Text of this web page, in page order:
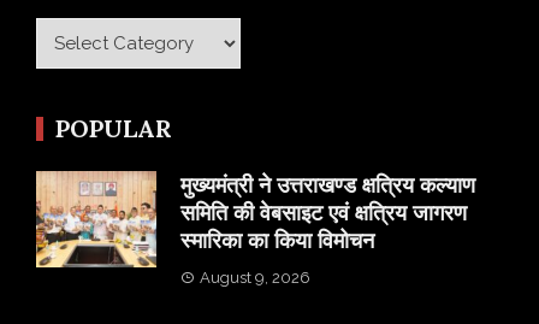
Category
POPULAR
मुख्यमंत्री ने उत्तराखण्ड क्षत्रिय कल्याण
समिति की वेबसाइट एवं क्षत्रिय जागरण
स्मारिका का किया विमोचन
August 9, 2026